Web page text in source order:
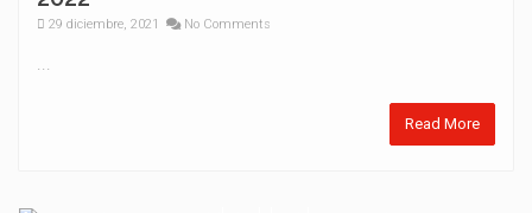
29 diciembre, 2021 No Comments
...
Read More